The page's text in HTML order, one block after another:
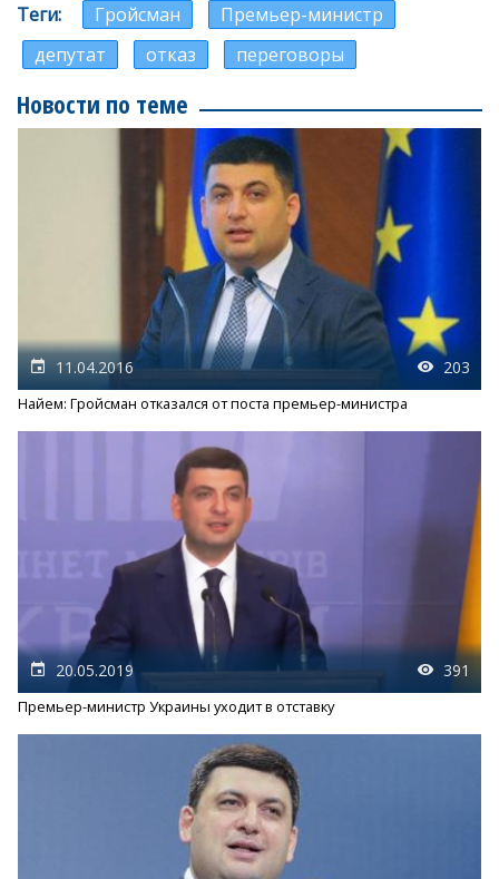
Теги Гройсман
Премьер-министр
депутат
отказ переговоры
Новости по теме
11.04.2016 203
Найем: Гройсман отказался от поста премьер-министра
20.05.2019 391
Премьер-министр Украины уходит в отставку